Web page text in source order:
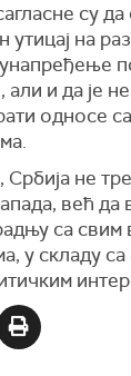
су
на
али и да је
односе
не
већ да
са
у складу